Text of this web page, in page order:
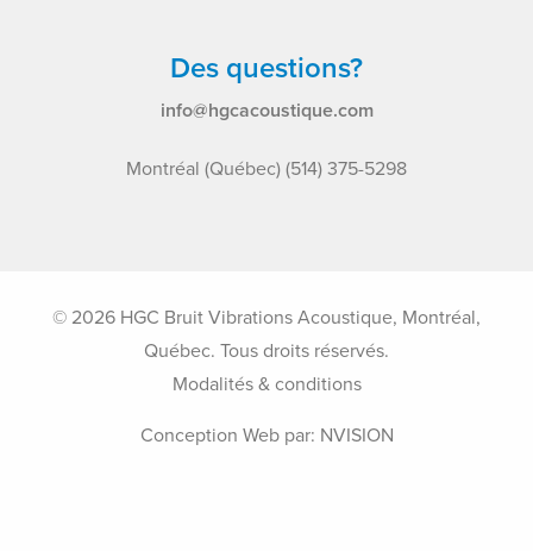
Des questions?
info@hgcacoustique.com
Montréal (Québec) (514) 375-5298
© 2026 HGC Bruit Vibrations Acoustique, Montréal,
Québec. Tous droits réservés.
Modalités & conditions
Conception Web par: NVISION